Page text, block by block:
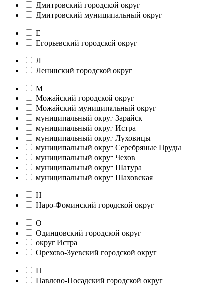
Дмитровский городской округ
Дмитровский муниципальный округ
Е
Егорьевский городской округ
Л
Ленинский городской округ
М
Можайский городской округ
Можайский муниципальный округ
муниципальный округ Зарайск
муниципальный округ Истра
муниципальный округ Луховицы
муниципальный округ Серебряные Пруды
муниципальный округ Чехов
муниципальный округ Шатура
муниципальный округ Шаховская
Н
Наро-Фоминский городской округ
О
Одинцовский городской округ
округ Истра
Орехово-Зуевский городской округ
П
Павлово-Посадский городской округ